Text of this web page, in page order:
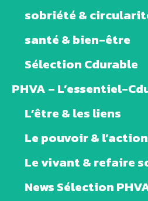
sobriété &
santé & bien-être
Sélection Cdurable
PHVA – L’essentiel-
L’être & les liens
Le pouvoir &
Le vivant & refaire
News Sélection